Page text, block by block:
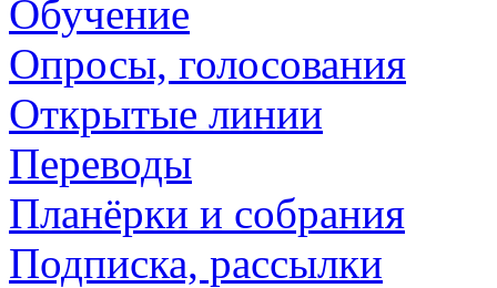
Обучение
Опросы, голосования
Открытые линии
Переводы
Планёрки и собрания
Подписка, рассылки